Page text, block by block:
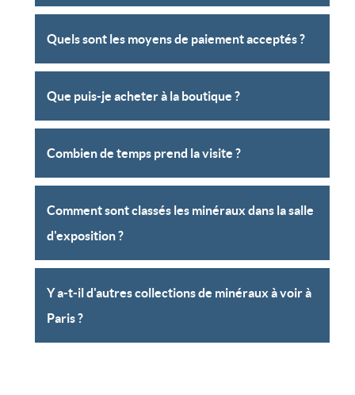
Quels sont les moyens de paiement acceptés ?
Que puis-je acheter à la boutique ?
Combien de temps prend la visite ?
Comment sont classés les minéraux dans la salle
d'exposition ?
Y a-t-il d'autres collections de minéraux à voir à
Paris ?